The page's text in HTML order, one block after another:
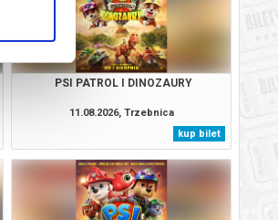
PSI PATROL I DINOZAURY
11.08.2026, Trzebnica
kup bilet